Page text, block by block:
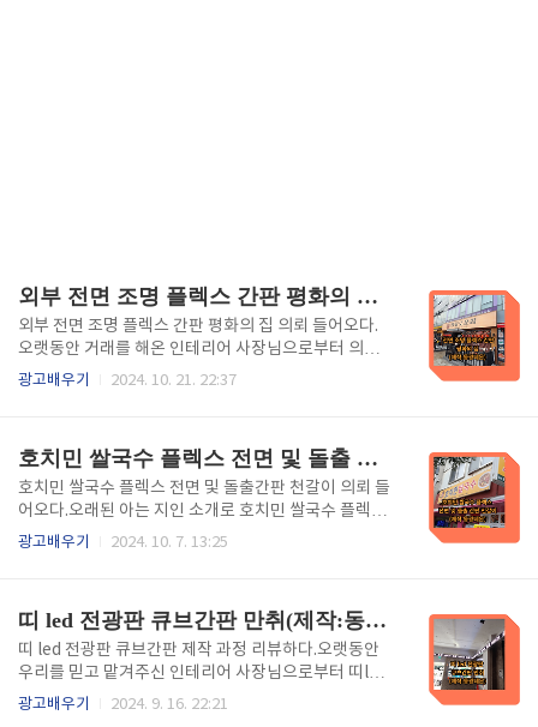
외부 전면 조명 플렉스 간판 평화의 집(제작:동광네온)
외부 전면 조명 플렉스 간판 평화의 집 의뢰 들어오다.
오랫동안 거래를 해온 인테리어 사장님으로부터 의뢰
받아 외부 전면 조명 플렉스 간판인 평화의 집 간판 외
목차 - 1. 전면 조명 플렉스 간판이란?. 2. 장점 및 단점.
3. 시공거리 설치하기. 4. 시공하기. 5. 완성. 6. 포스팅
을 마치며. 1. 전면조명 플렉스 간판이란?이것은 내
부에 조명을 설치하여 야간에도 시각적으로 잘 보이도
록 하는 간판입니다. 주로 플렉스 소재로 제작되어 유연
광고배우기 2024. 10. 21. 22:37
호치민 쌀국수 플렉스 전면 및 돌출 간판 천갈이 (제작 동광네온)
호치민 쌀국수 플렉스 전면 및 돌출간판 천갈이 의뢰 들
어오다.오래된 아는 지인 소개로 호치민 쌀국수 플렉스
간판 천갈이 작업 의뢰가 들어왔습니다. 32년 된 사장
목차 - 1. 플렉스간판이란?. 2. 천갈이. 3. 장점 및 단점.
4. 등교체 및 천갈이. 5. 완성. 6 포스팅을 마치며. 1.
플렉스 간판이란? 플렉스 소재로 만들어 졌으며 소재는
PVC(폴리염화비닐)로, 가볍고 내구성이 뛰어나며, 다
양한 색상과 디자인으로 제작할 수 있습니다. 주로 상업
광고배우기 2024. 10. 7. 13:25
띠 led 전광판 큐브간판 만취(제작:동광네온)
띠 led 전광판 큐브간판 제작 과정 리뷰하다.오랫동안
우리를 믿고 맡겨주신 인테리어 사장님으로부터 띠led
전광판 큐브간판 제작의뢰가 들어왔습니다. 올해로 32
광고배우기 2024. 9. 16. 22:21